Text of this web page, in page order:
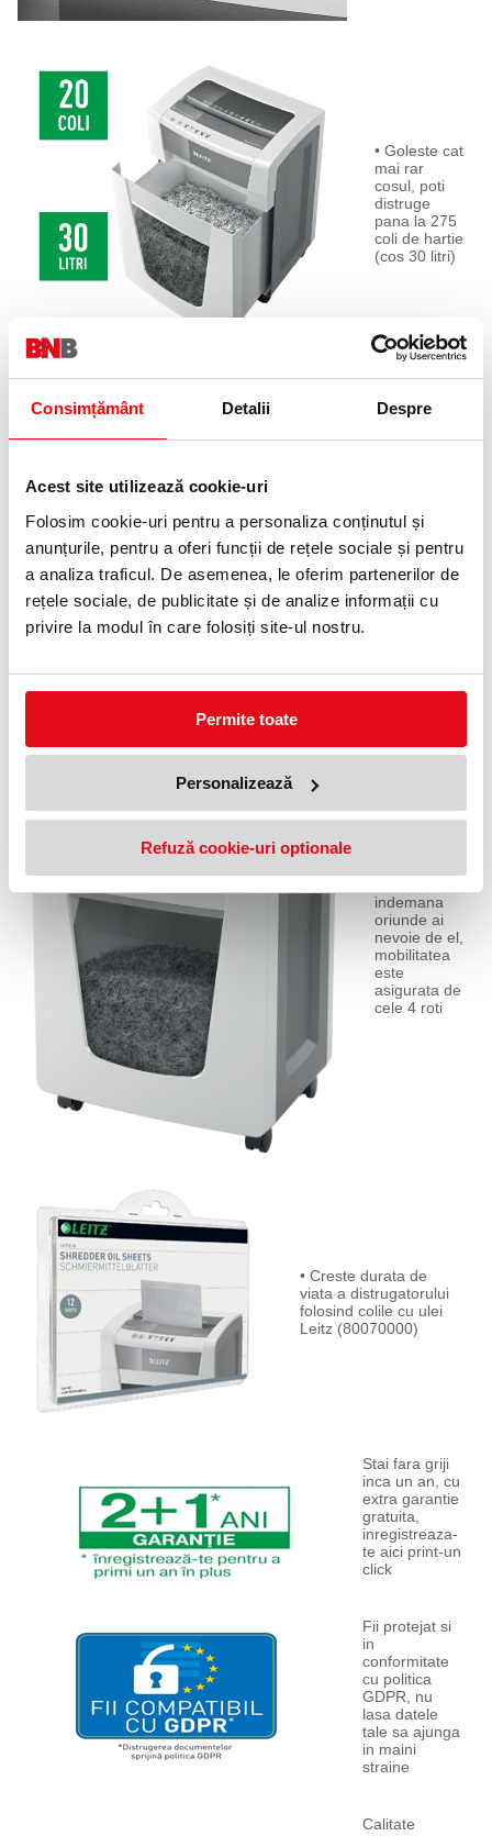
Consimțământ Detalii Despre
Acest site utilizează cookie-uri
Folosim cookie-uri pentru a personaliza conținutul și
anunțurile, pentru a oferi funcții de rețele sociale și pentru
a analiza traficul. De asemenea, le oferim partenerilor de
rețele sociale, de publicitate și de analize informații cu
privire la modul în care folosiți site-ul nostru.
Permite toate
Personalizează
Refuză cookie-uri optionale
• Goleste cat
mai rar
cosul, poti
distruge
pana la 275
coli de hartie
(cos 30 litri)
• Castiga
eficienta,
poti distruge
continuu
240 minute
indemana
oriunde ai
nevoie de el,
mobilitatea
este
asigurata de
cele 4 roti
• Creste durata de
viata a distrugatorului
folosind colile cu ulei
Leitz (80070000)
Stai fara griji
inca un an, cu
extra garantie
gratuita,
inregistreaza-
te aici print-un
click
Fii protejat si
in
conformitate
cu politica
GDPR, nu
lasa datele
tale sa ajunga
in maini
straine
Calitate